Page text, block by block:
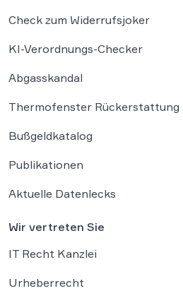
Check zum Widerrufsjoker
KI-Verordnungs-Checker
Abgasskandal
Thermofenster Rückerstattung
Bußgeldkatalog
Publikationen
Aktuelle Datenlecks
Wir vertreten Sie
IT Recht Kanzlei
Urheberrecht